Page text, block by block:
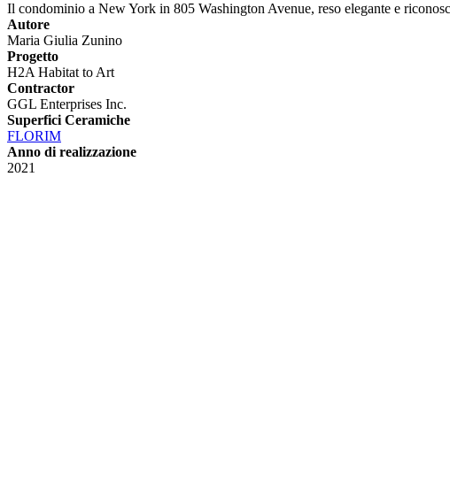
Il condominio a New York in 805 Washington Avenue, reso elegante e
Autore
Maria Giulia Zunino
Progetto
H2A Habitat to Art
Contractor
GGL Enterprises Inc.
Superfici Ceramiche
FLORIM
Anno di realizzazione
2021